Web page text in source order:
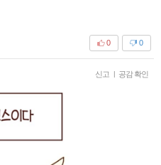
0
0
신고 | 공감 확인